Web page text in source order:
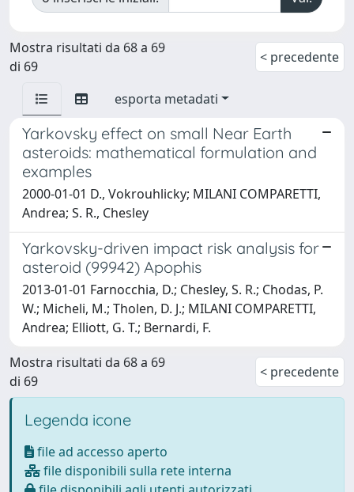
Mostra risultati da 68 a 69
di 69
< precedente
esporta metadati
Yarkovsky effect on small Near Earth
asteroids: mathematical formulation and
examples
2000-01-01 D., Vokrouhlicky; MILANI COMPARETTI,
Andrea; S. R., Chesley
Yarkovsky-driven impact risk analysis for
asteroid (99942) Apophis
2013-01-01 Farnocchia, D.; Chesley, S. R.; Chodas, P.
W.; Micheli, M.; Tholen, D. J.; MILANI COMPARETTI,
Andrea; Elliott, G. T.; Bernardi, F.
Mostra risultati da 68 a 69
di 69
< precedente
Legenda icone
file ad accesso aperto
file disponibili sulla rete interna